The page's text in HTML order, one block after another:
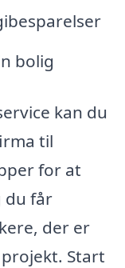
bolig
kan du
til
for at
du får
der er
Start